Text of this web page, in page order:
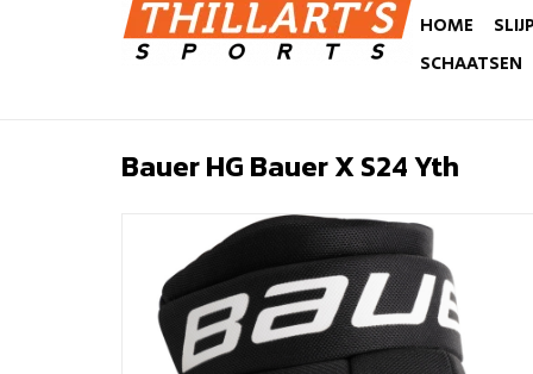
HOME
SCHAATSEN
Bauer HG Bauer X S24 Yth